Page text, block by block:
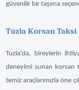
güvenilir bir taşıma
Tuzla Korsan Taksi
Tuzla'da, bireylerin
deneyimi sunan korsan
temiz araçlarımızla öne